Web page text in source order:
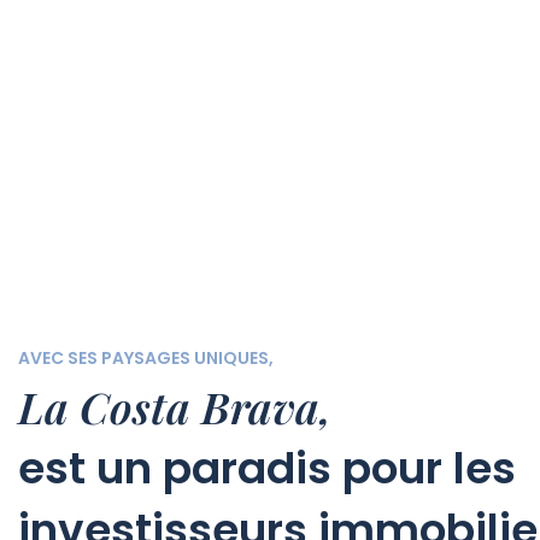
AVEC SES PAYSAGES UNIQUES,
La Costa Brava,
est un paradis pour les